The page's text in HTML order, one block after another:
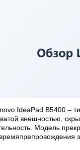
IdeaPad B5400 –
внешностью,
Модель